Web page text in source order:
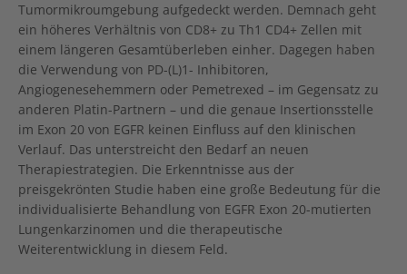
Tumormikroumgebung aufgedeckt werden. Demnach geht
ein höheres Verhältnis von CD8+ zu Th1 CD4+ Zellen mit
einem längeren Gesamtüberleben einher. Dagegen haben
die Verwendung von PD-(L)1- Inhibitoren,
Angiogenesehemmern oder Pemetrexed – im Gegensatz zu
anderen Platin-Partnern – und die genaue Insertionsstelle
im Exon 20 von EGFR keinen Einfluss auf den klinischen
Verlauf. Das unterstreicht den Bedarf an neuen
Therapiestrategien. Die Erkenntnisse aus der
preisgekrönten Studie haben eine große Bedeutung für die
individualisierte Behandlung von EGFR Exon 20-mutierten
Lungenkarzinomen und die therapeutische
Weiterentwicklung in diesem Feld.